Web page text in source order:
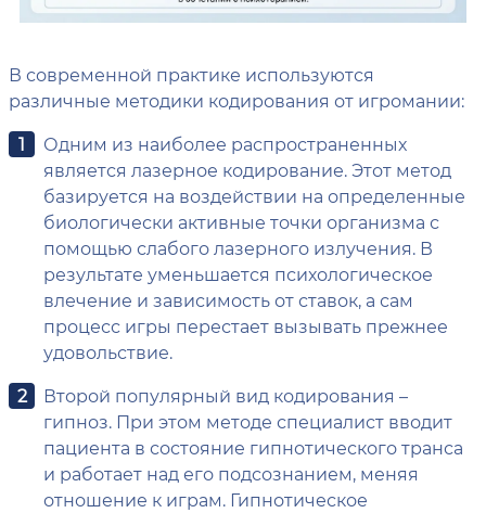
В современной практике используются
различные методики кодирования от игромании:
Одним из наиболее распространенных
является лазерное кодирование. Этот метод
базируется на воздействии на определенные
биологически активные точки организма с
помощью слабого лазерного излучения. В
результате уменьшается психологическое
влечение и зависимость от ставок, а сам
процесс игры перестает вызывать прежнее
удовольствие.
Второй популярный вид кодирования –
гипноз. При этом методе специалист вводит
пациента в состояние гипнотического транса
и работает над его подсознанием, меняя
отношение к играм. Гипнотическое